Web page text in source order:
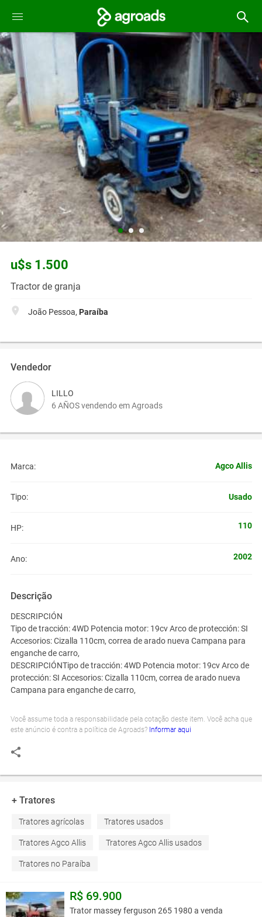
u$s 1.500
Tractor de granja
João Pessoa, Paraíba
Vendedor
LILLO
6 AÑOS vendendo em Agroads
Marca: Agco Allis
Tipo: Usado
HP: 110
Ano: 2002
Descrição
DESCRIPCIÓN
Tipo de tracción: 4WD Potencia motor: 19cv Arco de protección: SI
Accesorios: Cizalla 110cm, correa de arado nueva Campana para
enganche de carro,
DESCRIPCIÓNTipo de tracción: 4WD Potencia motor: 19cv Arco de
protección: SI Accesorios: Cizalla 110cm, correa de arado nueva
Campana para enganche de carro,
Você assume toda a responsabilidade pela cotação deste item. Você acha que
este anúncio é contra a política de Agroads? Informar aqui
+ Tratores
Tratores agrícolas Tratores usados
Tratores Agco Allis Tratores Agco Allis usados
Tratores no Paraíba
R$ 69.900
Trator massey ferguson 265 1980 a venda